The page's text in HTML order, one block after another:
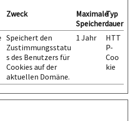
Zweck
Maximale
Speicherdauer
Typ
Speichert den
Zustimmungsstatu
s des Benutzers für
Cookies auf der
aktuellen Domäne.
1 Jahr
HTT
P-
Coo
kie